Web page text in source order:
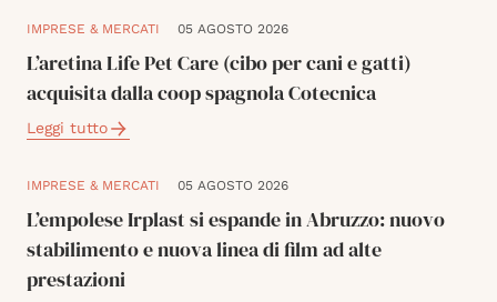
IMPRESE & MERCATI 05 AGOSTO 2026
L’aretina Life Pet Care (cibo per cani e gatti)
acquisita dalla coop spagnola Cotecnica
Leggi tutto
IMPRESE & MERCATI 05 AGOSTO 2026
L’empolese Irplast si espande in Abruzzo: nuovo
stabilimento e nuova linea di film ad alte
prestazioni